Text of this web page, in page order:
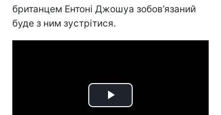
британцем Ентоні Джошуа зобов’язаний
буде з ним зустрітися.
Play